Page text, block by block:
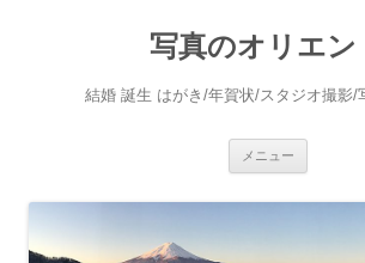
写真のオリエン
結婚 誕生 はがき/年賀状/スタジオ撮影/
メニュー